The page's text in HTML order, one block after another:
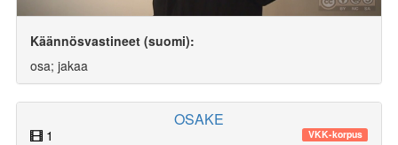
Käännösvastineet (suomi):
osa; jakaa
OSAKE
1 VKK-korpus